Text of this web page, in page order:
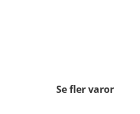
Se fler varor